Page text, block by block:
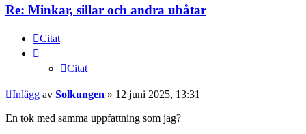
Re: Minkar, sillar och andra ubåtar
Citat
Citat
Inlägg av Solkungen » 12 juni 2025, 13:31
En tok med samma uppfattning som jag?